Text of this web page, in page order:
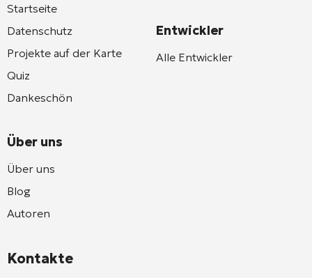
Startseite
Datenschutz
Projekte auf der Karte
Quiz
Dankeschön
Über uns
Über uns
Blog
Autoren
Entwickler
Alle Entwickler
Kontakte